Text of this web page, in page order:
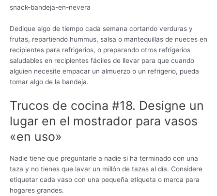
snack-bandeja-en-nevera
Dedique algo de tiempo cada semana cortando verduras y
frutas, repartiendo hummus, salsa o mantequillas de nueces en
recipientes para refrigerios, o preparando otros refrigerios
saludables en recipientes fáciles de llevar para que cuando
alguien necesite empacar un almuerzo o un refrigerio, pueda
tomar algo de la bandeja.
Trucos de cocina #18. Designe un
lugar en el mostrador para vasos
«en uso»
Nadie tiene que preguntarle a nadie si ha terminado con una
taza y no tienes que lavar un millón de tazas al día. Considere
etiquetar cada vaso con una pequeña etiqueta o marca para
hogares grandes.